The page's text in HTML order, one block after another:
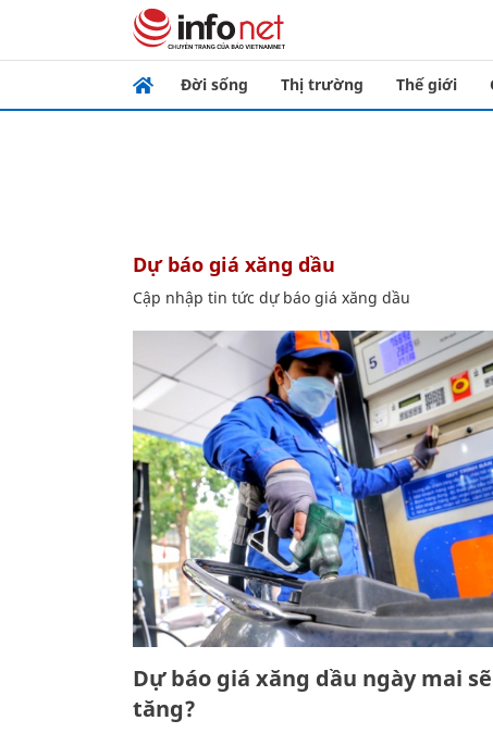
Đời sống Thị trường Thế giới
dự báo giá xăng dầu
Cập nhập tin tức dự báo giá xăng dầu
Dự báo giá xăng dầu ngày mai
tăng?